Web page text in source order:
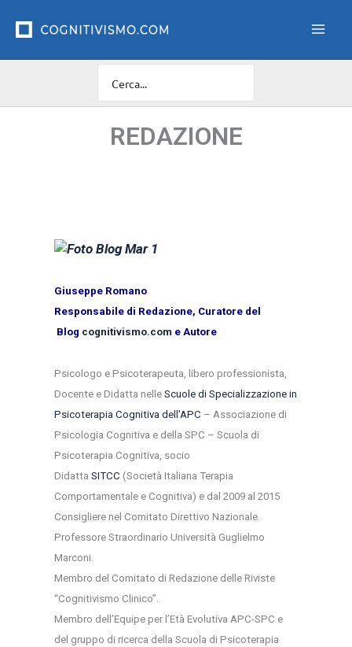
REDAZIONE
Giuseppe Romano
Responsabile di Redazione, Curatore del
Blog cognitivismo.com e Autore
Psicologo e Psicoterapeuta, libero professionista,
Docente e Didatta nelleScuole di Specializzazione in
Psicoterapia Cognitiva dell’APC – Associazione di
Psicologia Cognitiva e della SPC – Scuola di
Psicoterapia Cognitiva, socio
DidattaSITCC (Società Italiana Terapia
Comportamentale e Cognitiva) e dal 2009 al 2015
Consigliere nel Comitato Direttivo Nazionale.
Professore Straordinario Università Guglielmo
Marconi.
Membro del Comitato di Redazione delle Riviste
“Cognitivismo Clinico”.
Membro dell’Equipe per l’Età Evolutiva APC-SPC e
del gruppo di ricerca della Scuola di Psicoterapia